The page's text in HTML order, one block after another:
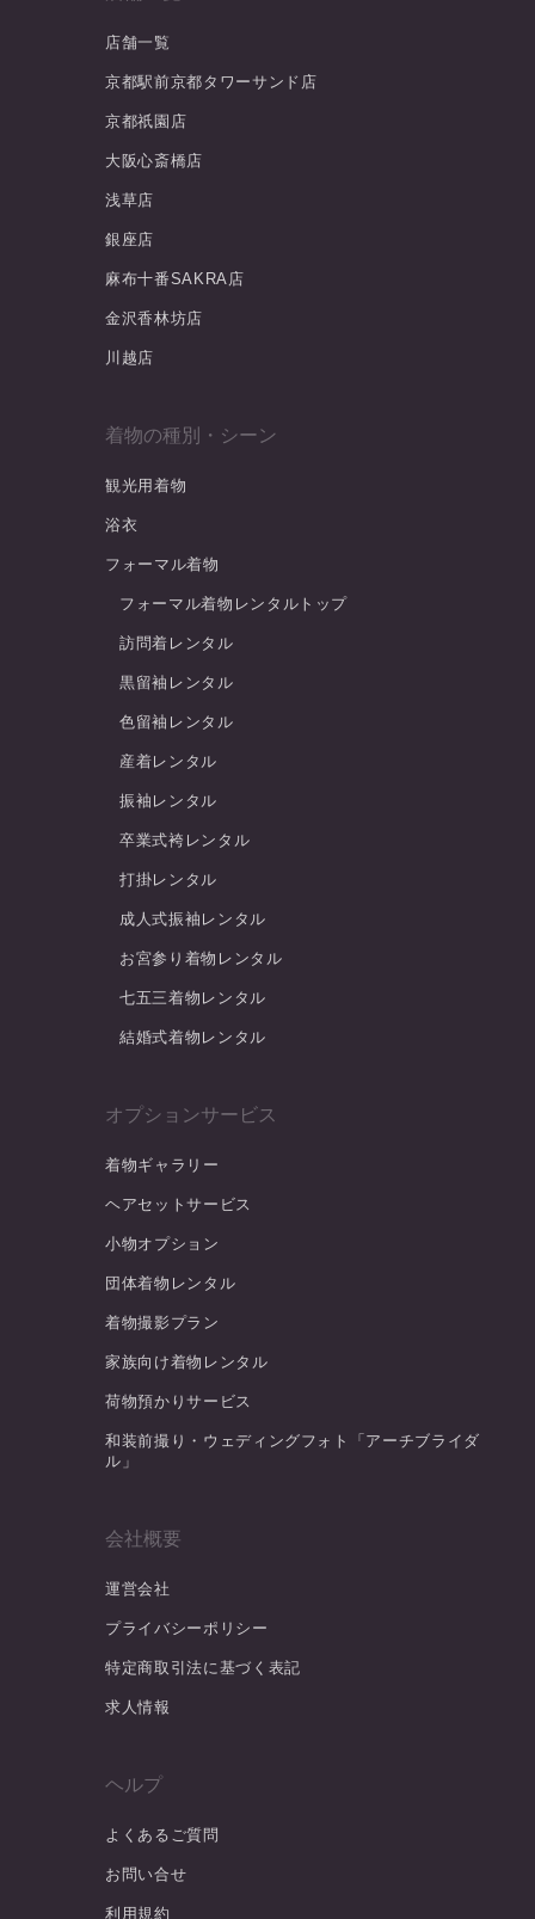
店舗一覧
京都駅前京都タワーサンド店
京都祇園店
大阪心斎橋店
浅草店
銀座店
麻布十番SAKRA店
金沢香林坊店
川越店
着物の種別・シーン
観光用着物
浴衣
フォーマル着物
フォーマル着物レンタルトップ
訪問着レンタル
黒留袖レンタル
色留袖レンタル
産着レンタル
振袖レンタル
卒業式袴レンタル
打掛レンタル
成人式振袖レンタル
お宮参り着物レンタル
七五三着物レンタル
結婚式着物レンタル
オプションサービス
着物ギャラリー
ヘアセットサービス
小物オプション
団体着物レンタル
着物撮影プラン
家族向け着物レンタル
荷物預かりサービス
和装前撮り・ウェディングフォト「アーチブライダ
ル」
会社概要
運営会社
プライバシーポリシー
特定商取引法に基づく表記
求人情報
ヘルプ
よくあるご質問
お問い合せ
利用規約